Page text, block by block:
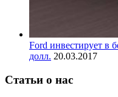
Ford инвестирует в
долл. 20.03.2017
Статьи о нас